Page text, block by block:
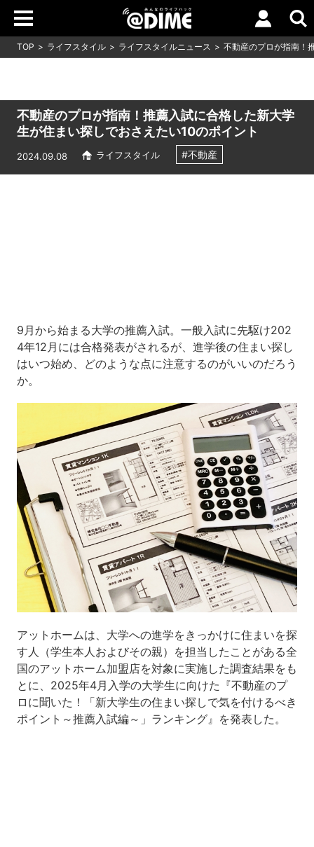
TOP ライフスタイル ライフスタイルニュース 不動産のプロが指南！
不動産のプロが指南！推薦入試に合格した新大学
生が住まい探しでおさえたい10のポイント
2024.09.08 ライフスタイル #不動産
9月から始まる大学の推薦入試。一般入試に先駆け202
4年12月には合格発表がされるが、進学後の住まい探し
はいつ始め、どのような点に注意するのがいいのだろう
か。
アットホームは、大学への進学をきっかけに住まいを探
す人（学生本人およびその親）を担当したことがある全
国のアットホーム加盟店を対象に実施した調査結果をも
とに、2025年4月入学の大学生に向けた『不動産のプ
ロに聞いた！「新大学生の住まい探しで気を付けるべき
ポイント～推薦入試編～」ランキング』を発表した。